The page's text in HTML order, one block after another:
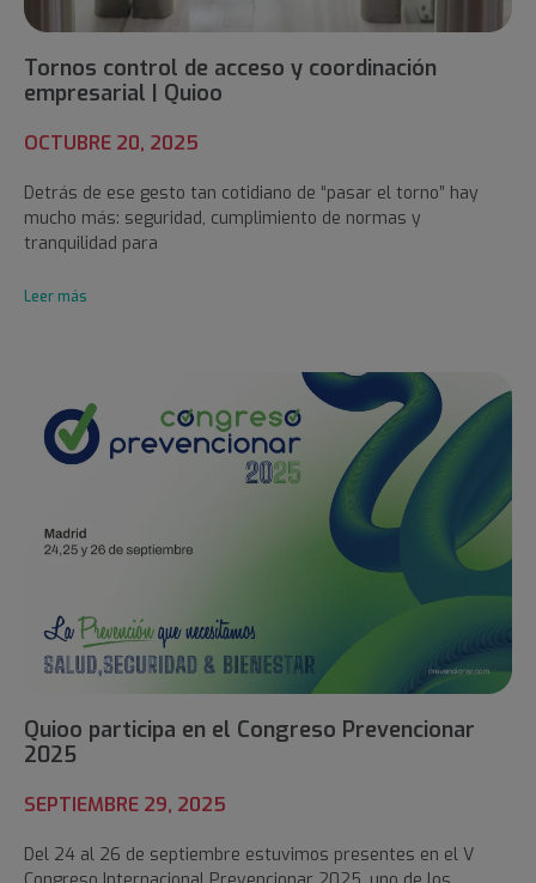
Tornos control de acceso y coordinación
empresarial | Quioo
OCTUBRE 20, 2025
Detrás de ese gesto tan cotidiano de “pasar el torno” hay
mucho más: seguridad, cumplimiento de normas y
tranquilidad para
Leer más
Quioo participa en el Congreso Prevencionar
2025
SEPTIEMBRE 29, 2025
Del 24 al 26 de septiembre estuvimos presentes en el V